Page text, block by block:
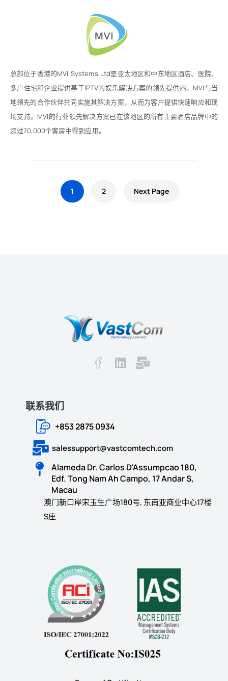
总部位于香港的MVI Systems Ltd是亚太地区和中东地区酒店、医院、
多户住宅和企业提供基于IPTV的娱乐解决方案的领先提供商。MVI与当
地领先的合作伙伴共同实施其解决方案，从而为客户提供快速响应和现
场支持。MVI的行业领先解决方案已在该地区的所有主要酒店品牌中的
超过70,000个客房中得到应用。
1 2 Next Page
联系我们
+853 2875 0934
salessupport@vastcomtech.com
Alameda Dr. Carlos D'Assumpcao 180,
Edf. Tong Nam Ah Campo, 17 Andar S,
Macau
澳门新口岸宋玉生广场180号, 东南亚商业中心17楼
S座